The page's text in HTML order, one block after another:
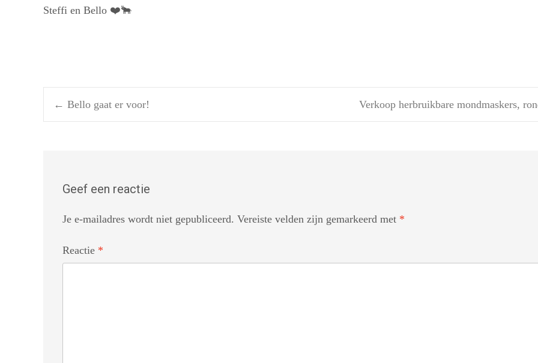
Steffi en Bello ❤️🐂
Post
← Bello gaat er voor! Verkoop herbruikbare mondmaskers,
Geef een reactie
Je e-mailadres wordt niet gepubliceerd. Vereiste velden zijn gemarkeerd met *
Reactie *